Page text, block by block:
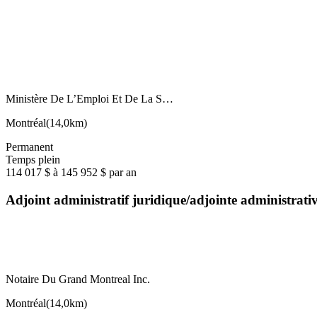
Ministère De L’Emploi Et De La S…
Montréal(14,0km)
Permanent
Temps plein
114 017 $ à 145 952 $ par an
Adjoint administratif juridique/adjointe
Notaire Du Grand Montreal Inc.
Montréal(14,0km)